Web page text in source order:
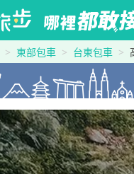
東部包車 台東包車